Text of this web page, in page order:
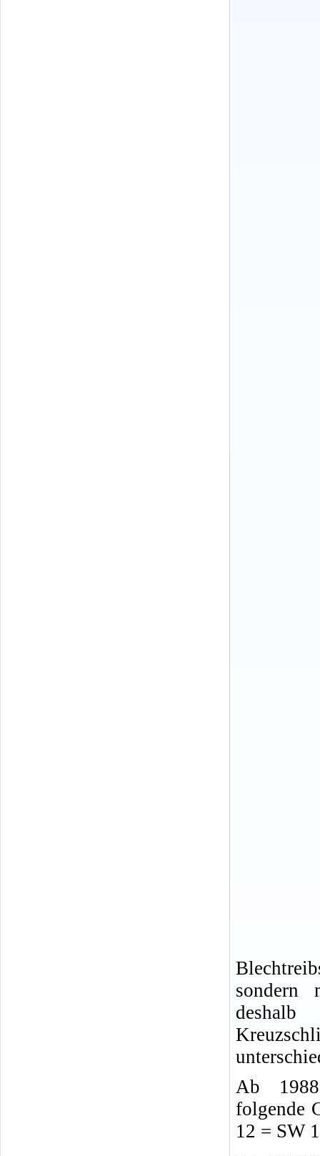
sondern
Ab
folgende
12 = SW